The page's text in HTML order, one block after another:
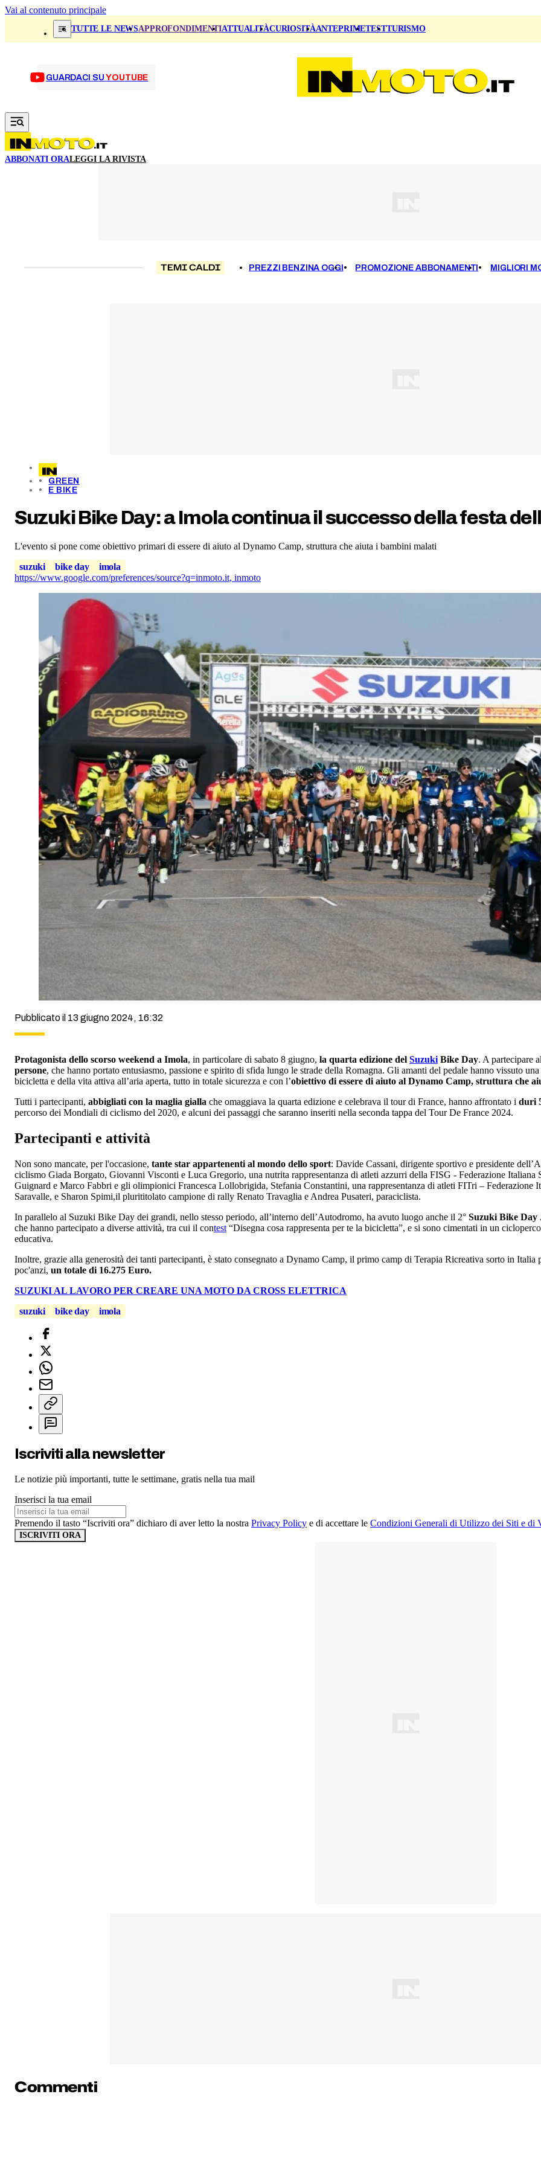
Vai al contenuto principale
TUTTE LE NEWSAPPROFONDIMENTIATTUALITÀCURIOSITÀANTEPRIMETESTTURISMO
GUARDACI SUYOUTUBE
ABBONATI ORALEGGI LA RIVISTA
TEMI CALDI PREZZI BENZINA OGGI PROMOZIONE ABBONAMENTI MIGLIORI
GREEN
E BIKE
Suzuki Bike Day: a Imola continua il successo della festa
L'evento si pone come obiettivo primari di essere di aiuto al Dynamo Camp, struttura che aiuta i bambini malati
suzuki
bike day
imola
https://www.google.com/preferences/source?q=inmoto.it, inmoto
Pubblicato il 13 giugno 2024, 16:32
Protagonista dello scorso weekend a Imola, in particolare di sabato 8 giugno, la quarta edizione del SuzukiBike Day. A partecipare
persone, che hanno portato entusiasmo, passione e spirito di sfida lungo le strade della Romagna. Gli amanti del pedale hanno vissuto
bicicletta e della vita attiva all’aria aperta, tutto in totale sicurezza e con l’obiettivo di essere di aiuto al Dynamo Camp, struttura che
Tutti i partecipanti, abbigliati con la maglia gialla che omaggiava la quarta edizione e celebrava il tour di France, hanno affrontato i duri
percorso dei Mondiali di ciclismo del 2020, e alcuni dei passaggi che saranno inseriti nella seconda tappa del Tour De France 2024.
Partecipanti e attività
Non sono mancate, per l'occasione, tante star appartenenti al mondo dello sport: Davide Cassani, dirigente sportivo e presidente
ciclismo Giada Borgato, Giovanni Visconti e Luca Gregorio, una nutrita rappresentanza di atleti azzurri della FISG - Federazione
Guignard e Marco Fabbri e gli olimpionici Francesca Lollobrigida, Stefania Constantini, una rappresentanza di atleti FITri – Federazione
Saravalle, e Sharon Spimi,il plurititolato campione di rally Renato Travaglia e Andrea Pusateri, paraciclista.
In parallelo al Suzuki Bike Day dei grandi, nello stesso periodo, all’interno dell’Autodromo, ha avuto luogo anche il 2° Suzuki Bike Day
che hanno partecipato a diverse attività, tra cui il contest “Disegna cosa rappresenta per te la bicicletta”, e si sono cimentati in un
educativa.
Inoltre, grazie alla generosità dei tanti partecipanti, è stato consegnato a Dynamo Camp, il primo camp di Terapia Ricreativa sorto in
poc'anzi, un totale di 16.275 Euro.
SUZUKI AL LAVORO PER CREARE UNA MOTO DA CROSS ELETTRICA
suzuki
bike day imola
Iscriviti alla newsletter
Le notizie più importanti, tutte le settimane, gratis nella tua mail
Inserisci la tua email
Premendo il tasto “Iscriviti ora” dichiaro di aver letto la nostra Privacy Policy e di accettare le Condizioni Generali di Utilizzo dei Siti e di
ISCRIVITI ORA
Commenti